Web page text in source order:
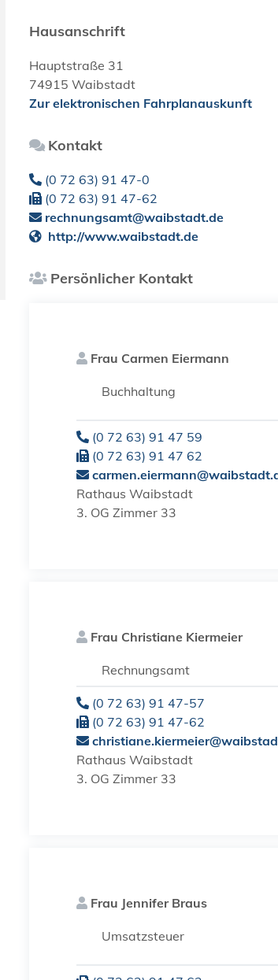
Hausanschrift
Hauptstraße 31
74915 Waibstadt
Zur elektronischen Fahrplanauskunft
Kontakt
(0 72 63) 91 47-0
(0 72 63) 91 47-62
rechnungsamt@waibstadt.de
http://www.waibstadt.de
Persönlicher Kontakt
Frau Carmen Eiermann
Buchhaltung
(0 72 63) 91 47 59
(0 72 63) 91 47 62
Rathaus Waibstadt
3. OG Zimmer 33
Frau Christiane Kiermeier
Rechnungsamt
(0 72 63) 91 47-57
(0 72 63) 91 47-62
Rathaus Waibstadt
3. OG Zimmer 33
Frau Jennifer Braus
Umsatzsteuer